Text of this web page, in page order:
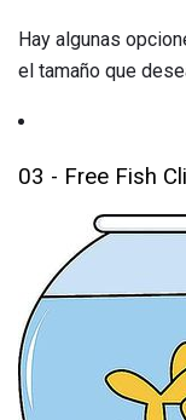
Hay algunas
el tamaño que
03 - Free Fish